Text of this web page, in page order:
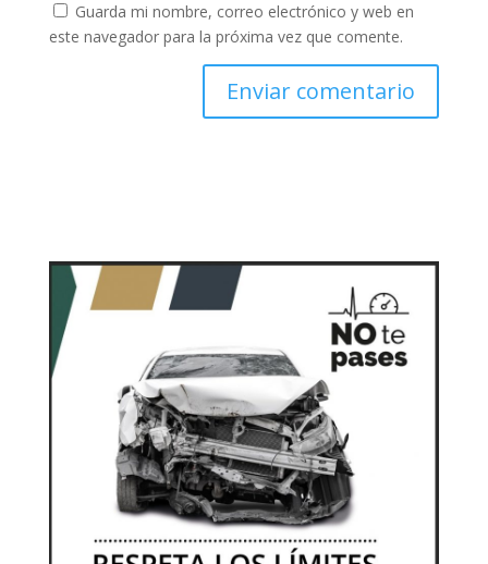
Guarda mi nombre, correo electrónico y web en
este navegador para la próxima vez que comente.